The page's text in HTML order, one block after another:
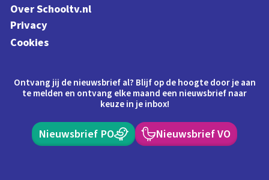
Over Schooltv.nl
Privacy
Cookies
Ontvang jij de nieuwsbrief al? Blijf op de hoogte door je aan
te melden en ontvang elke maand een nieuwsbrief naar
keuze in je inbox!
Nieuwsbrief PO Nieuwsbrief VO